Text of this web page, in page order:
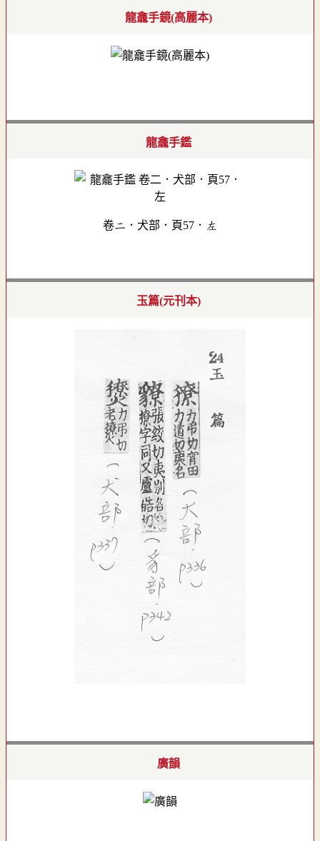
龍龕手鏡(高麗本)
龍龕手鑑
卷二．犬部．頁57．左
玉篇(元刊本)
廣韻